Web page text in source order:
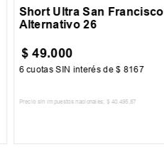
Short Ultra San Francisco
Alternativo 26
$ 49.000
6 cuotas SIN interés de$ 8167
Precio sin impuestos nacionales: $ 40 495 ,87